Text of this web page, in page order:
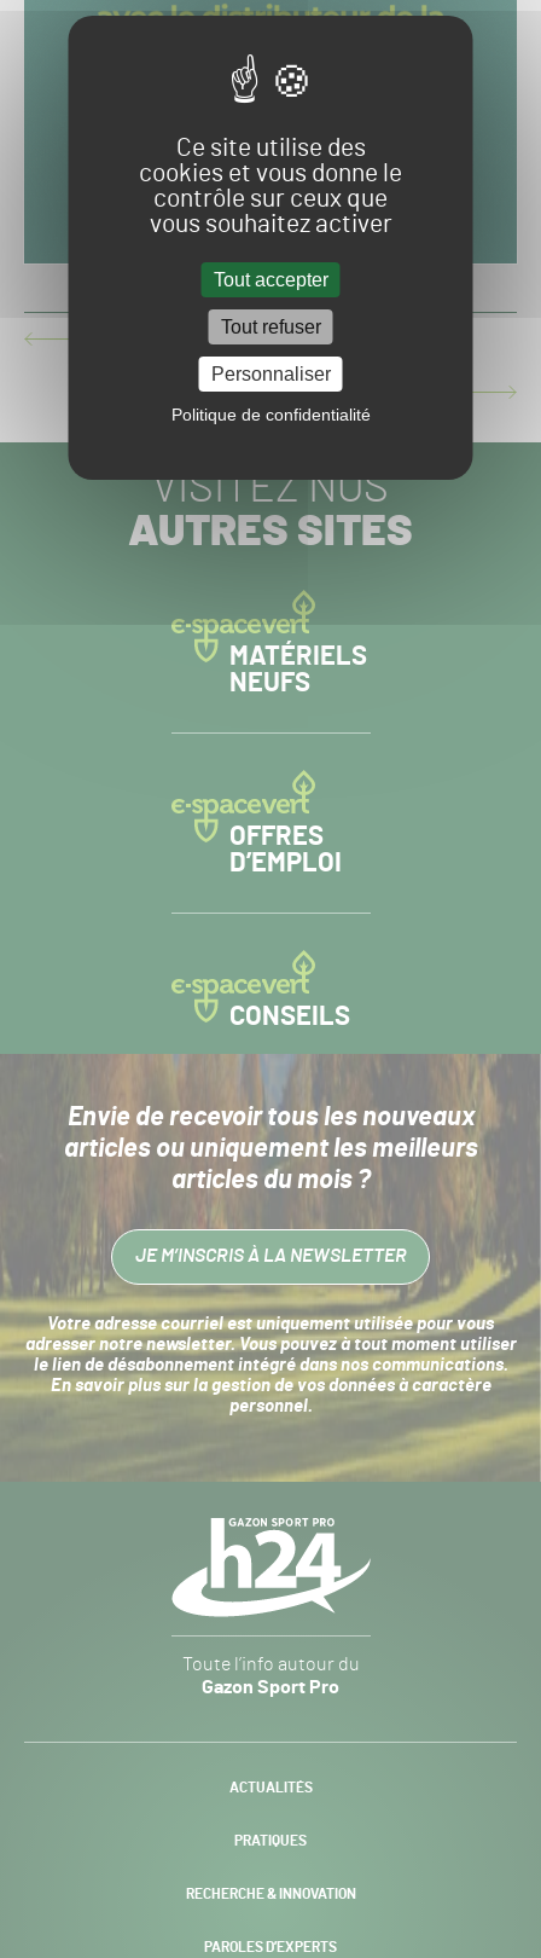
Ce site utilise des
cookies et vous donne le
contrôle sur ceux que
vous souhaitez activer
Tout accepter
Tout refuser
Personnaliser
Politique de confidentialité
ARTICLE
L'AVIRON BAYONNAIS S'OFFRE UN GAZON HYBRIDE
SUIVANT :
[VIDÉO] LE PROGRAMME GOLF COURSE 2030
VISITEZ NOS
AUTRES SITES
MATÉRIELS
NEUFS
OFFRES
D’EMPLOI
CONSEILS
Envie de recevoir tous les nouveaux
articlesou uniquement les meilleurs
articles du mois ?
JE M’INSCRIS À LA NEWSLETTER
Votre adresse courriel est uniquement utilisée pour vous
adresser notre newsletter. Vous pouvez à tout moment utiliser
le lien de désabonnement intégré dans nos communications.
En savoir plus sur la gestion de vos données à caractère
personnel.
Sport
Pro
-
Toute l’info autour du
Gazon Sport Pro
ACTUALITÉS
PRATIQUES
RECHERCHE & INNOVATION
PAROLES D’EXPERTS